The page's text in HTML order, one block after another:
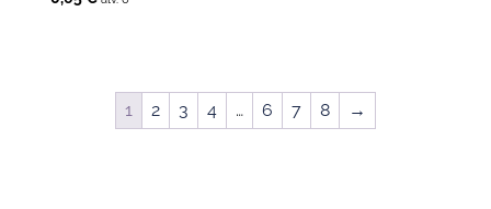
1 2 3 4 … 6 7 8 →